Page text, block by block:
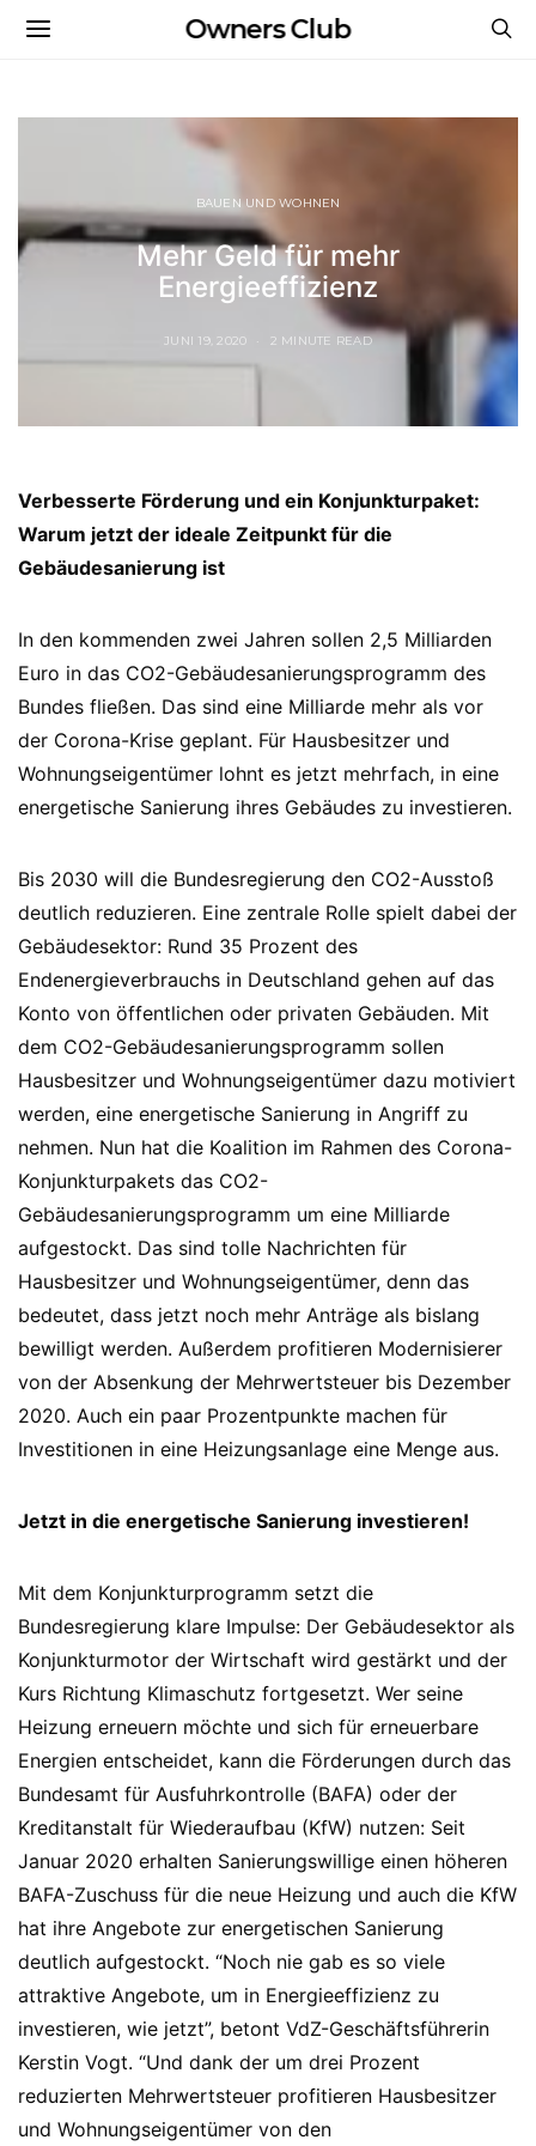
Owners Club
BAUEN UND WOHNEN
Mehr Geld für mehr
Energieeffizienz
JUNI 19, 2020 2 MINUTE READ
Verbesserte Förderung und ein Konjunkturpaket:
Warum jetzt der ideale Zeitpunkt für die
Gebäudesanierung ist
In den kommenden zwei Jahren sollen 2,5 Milliarden
Euro in das CO2-Gebäudesanierungsprogramm des
Bundes fließen. Das sind eine Milliarde mehr als vor
der Corona-Krise geplant. Für Hausbesitzer und
Wohnungseigentümer lohnt es jetzt mehrfach, in eine
energetische Sanierung ihres Gebäudes zu investieren.
Bis 2030 will die Bundesregierung den CO2-Ausstoß
deutlich reduzieren. Eine zentrale Rolle spielt dabei der
Gebäudesektor: Rund 35 Prozent des
Endenergieverbrauchs in Deutschland gehen auf das
Konto von öffentlichen oder privaten Gebäuden. Mit
dem CO2-Gebäudesanierungsprogramm sollen
Hausbesitzer und Wohnungseigentümer dazu motiviert
werden, eine energetische Sanierung in Angriff zu
nehmen. Nun hat die Koalition im Rahmen des Corona-
Konjunkturpakets das CO2-
Gebäudesanierungsprogramm um eine Milliarde
aufgestockt. Das sind tolle Nachrichten für
Hausbesitzer und Wohnungseigentümer, denn das
bedeutet, dass jetzt noch mehr Anträge als bislang
bewilligt werden. Außerdem profitieren Modernisierer
von der Absenkung der Mehrwertsteuer bis Dezember
2020. Auch ein paar Prozentpunkte machen für
Investitionen in eine Heizungsanlage eine Menge aus.
Jetzt in die energetische Sanierung investieren!
Mit dem Konjunkturprogramm setzt die
Bundesregierung klare Impulse: Der Gebäudesektor als
Konjunkturmotor der Wirtschaft wird gestärkt und der
Kurs Richtung Klimaschutz fortgesetzt. Wer seine
Heizung erneuern möchte und sich für erneuerbare
Energien entscheidet, kann die Förderungen durch das
Bundesamt für Ausfuhrkontrolle (BAFA) oder der
Kreditanstalt für Wiederaufbau (KfW) nutzen: Seit
Januar 2020 erhalten Sanierungswillige einen höheren
BAFA-Zuschuss für die neue Heizung und auch die KfW
hat ihre Angebote zur energetischen Sanierung
deutlich aufgestockt. “Noch nie gab es so viele
attraktive Angebote, um in Energieeffizienz zu
investieren, wie jetzt”, betont VdZ-Geschäftsführerin
Kerstin Vogt. “Und dank der um drei Prozent
reduzierten Mehrwertsteuer profitieren Hausbesitzer
und Wohnungseigentümer von den